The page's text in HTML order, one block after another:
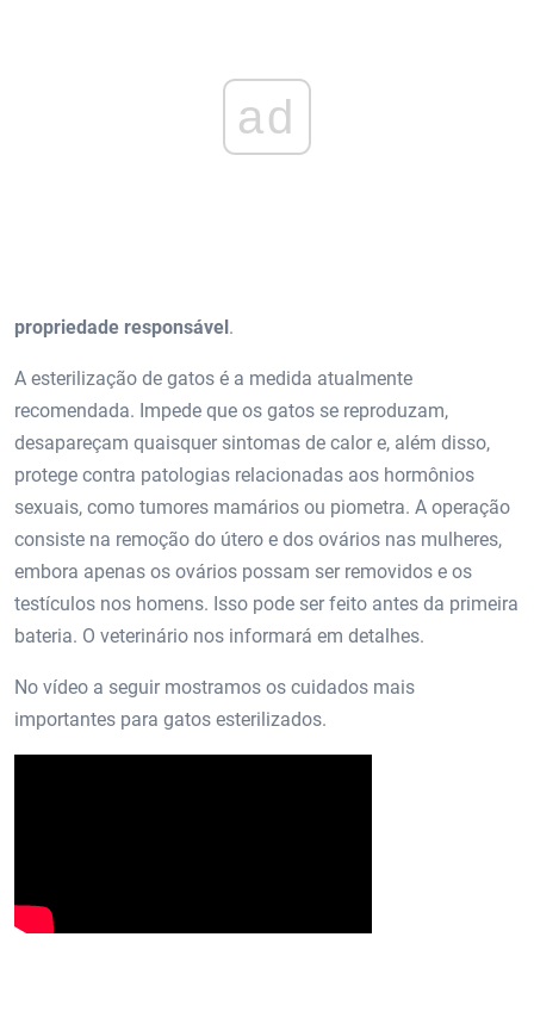
ad
propriedade responsável.
A esterilização de gatos é a medida atualmente
recomendada. Impede que os gatos se reproduzam,
desapareçam quaisquer sintomas de calor e, além disso,
protege contra patologias relacionadas aos hormônios
sexuais, como tumores mamários ou piometra. A operação
consiste na remoção do útero e dos ovários nas mulheres,
embora apenas os ovários possam ser removidos e os
testículos nos homens. Isso pode ser feito antes da primeira
bateria. O veterinário nos informará em detalhes.
No vídeo a seguir mostramos os cuidados mais
importantes para gatos esterilizados.